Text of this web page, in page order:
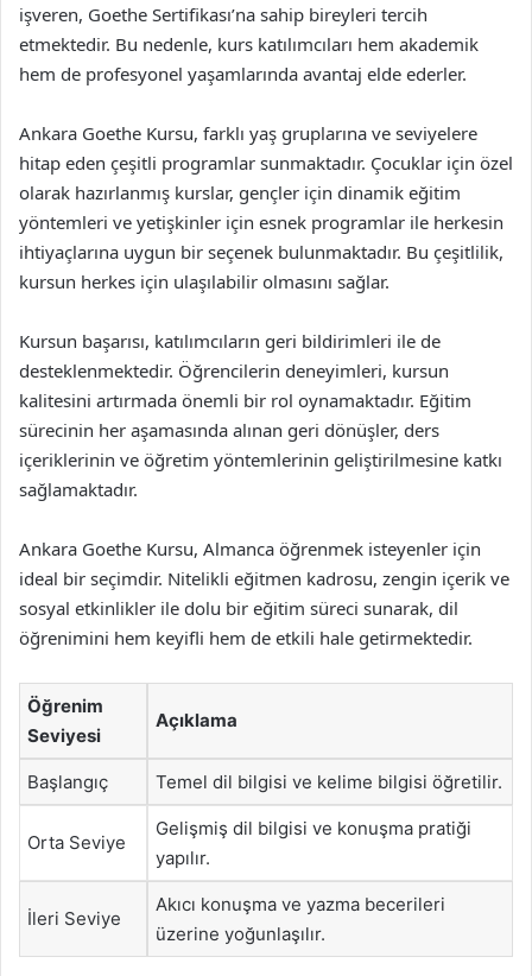
işveren, Goethe Sertifikası’na sahip bireyleri tercih
etmektedir. Bu nedenle, kurs katılımcıları hem akademik
hem de profesyonel yaşamlarında avantaj elde ederler.
Ankara Goethe Kursu, farklı yaş gruplarına ve seviyelere
hitap eden çeşitli programlar sunmaktadır. Çocuklar için özel
olarak hazırlanmış kurslar, gençler için dinamik eğitim
yöntemleri ve yetişkinler için esnek programlar ile herkesin
ihtiyaçlarına uygun bir seçenek bulunmaktadır. Bu çeşitlilik,
kursun herkes için ulaşılabilir olmasını sağlar.
Kursun başarısı, katılımcıların geri bildirimleri ile de
desteklenmektedir. Öğrencilerin deneyimleri, kursun
kalitesini artırmada önemli bir rol oynamaktadır. Eğitim
sürecinin her aşamasında alınan geri dönüşler, ders
içeriklerinin ve öğretim yöntemlerinin geliştirilmesine katkı
sağlamaktadır.
Ankara Goethe Kursu, Almanca öğrenmek isteyenler için
ideal bir seçimdir. Nitelikli eğitmen kadrosu, zengin içerik ve
sosyal etkinlikler ile dolu bir eğitim süreci sunarak, dil
öğrenimini hem keyifli hem de etkili hale getirmektedir.
Öğrenim
Seviyesi
Açıklama
Başlangıç Temel dil bilgisi ve kelime bilgisi öğretilir.
Orta Seviye
Gelişmiş dil bilgisi ve konuşma pratiği
yapılır.
İleri Seviye
Akıcı konuşma ve yazma becerileri
üzerine yoğunlaşılır.